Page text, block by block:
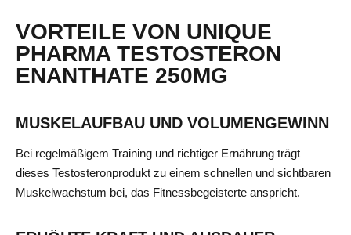
VORTEILE VON UNIQUE
PHARMA TESTOSTERON
ENANTHATE 250MG
MUSKELAUFBAU UND VOLUMENGEWINN
Bei regelmäßigem Training und richtiger Ernährung trägt
dieses Testosteronprodukt zu einem schnellen und sichtbaren
Muskelwachstum bei, das Fitnessbegeisterte anspricht.